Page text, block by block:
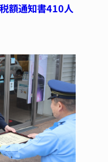
額通知書410人